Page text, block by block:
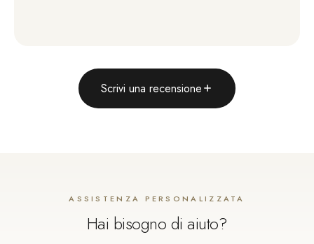
Scrivi una recensione
ASSISTENZA PERSONALIZZATA
Hai bisogno di aiuto?